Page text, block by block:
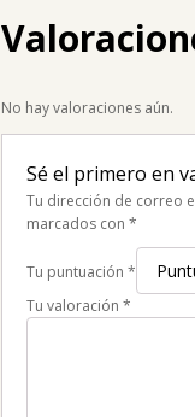
No hay valoraciones aún.
Sé el primero en
Tu dirección de correo
marcados con *
Tu puntuación *
Tu valoración *